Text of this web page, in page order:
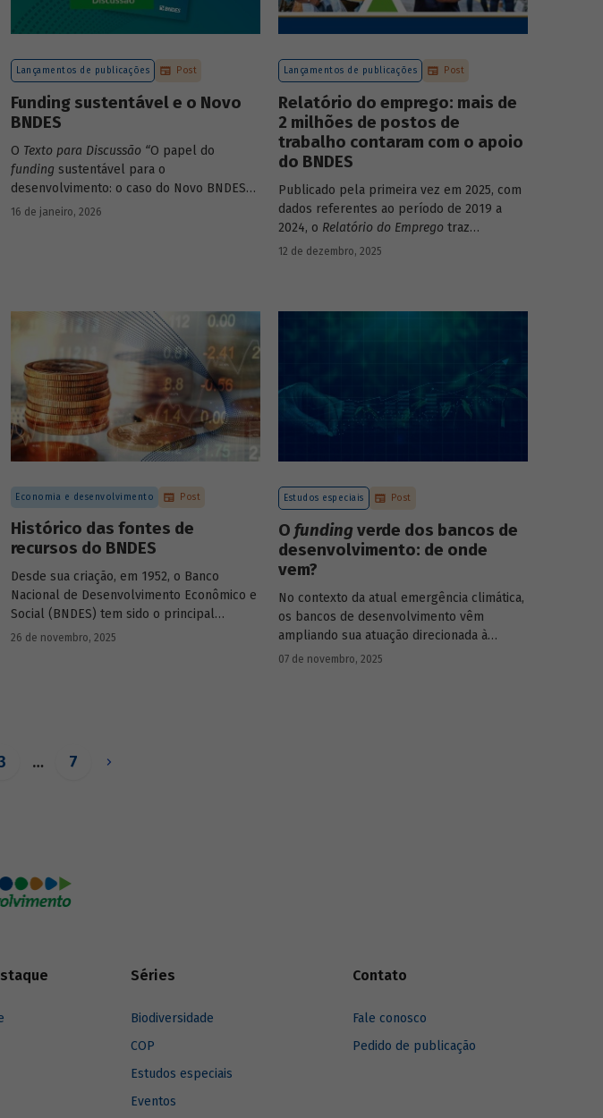
Lançamentos de publicações Post
Funding sustentável e o Novo
BNDES
O Texto para Discussão “O papel do
funding sustentável para o
desenvolvimento: o caso do Novo BNDES”
de autoria de João Emboava Vaz, analisa a
16 de janeiro, 2026
Lançamentos de publicações Post
Relatório do emprego: mais de
2 milhões de postos de
trabalho contaram com o apoio
do BNDES
Publicado pela primeira vez em 2025, com
dados referentes ao período de 2019 a
2024, o Relatório do Emprego traz
resultados relativos às contribuições da
12 de dezembro, 2025
Economia e desenvolvimento Post
Histórico das fontes de
recursos do BNDES
Desde sua criação, em 1952, o Banco
Nacional de Desenvolvimento Econômico e
Social (BNDES) tem sido o principal
financiador do desenvolvimento brasileiro,
26 de novembro, 2025
Estudos especiais Post
O funding verde dos bancos de
desenvolvimento: de onde
vem?
No contexto da atual emergência climática,
os bancos de desenvolvimento vêm
ampliando sua atuação direcionada à
descarbonização e preservação ambiental
07 de novembro, 2025
… 7
Séries
Biodiversidade
COP
Estudos especiais
Eventos
Contato
Fale conosco
Pedido de publicação